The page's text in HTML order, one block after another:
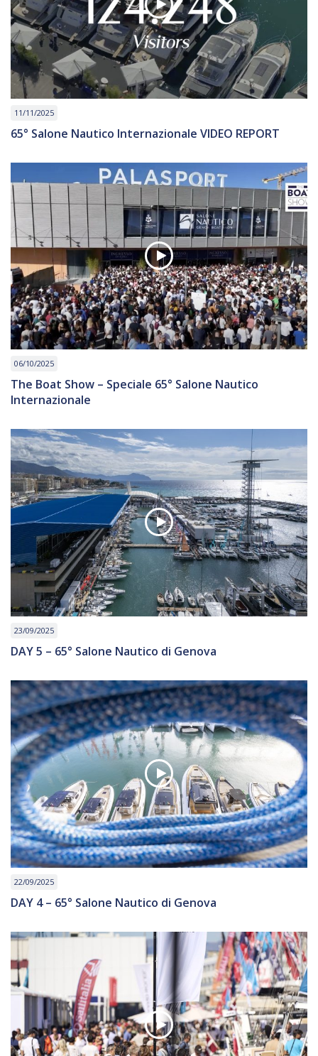
11/11/2025
65° Salone Nautico Internazionale VIDEO REPORT
06/10/2025
The Boat Show – Speciale 65° Salone Nautico
Internazionale
23/09/2025
DAY 5 – 65° Salone Nautico di Genova
22/09/2025
DAY 4 – 65° Salone Nautico di Genova